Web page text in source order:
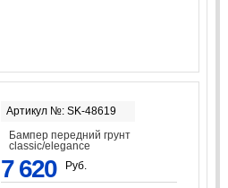
Артикул №: SK-48619
Бампер передний грунт
classic/elegancе
7 620 Руб.